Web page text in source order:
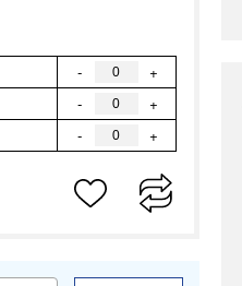
- +
- +
- +